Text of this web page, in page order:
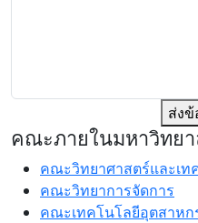
ส่ง
คณะภายในมหาวิทยา
คณะวิทยาศาสตร์และเท
คณะวิทยาการจัดการ
คณะเทคโนโลยีอุตสาหก